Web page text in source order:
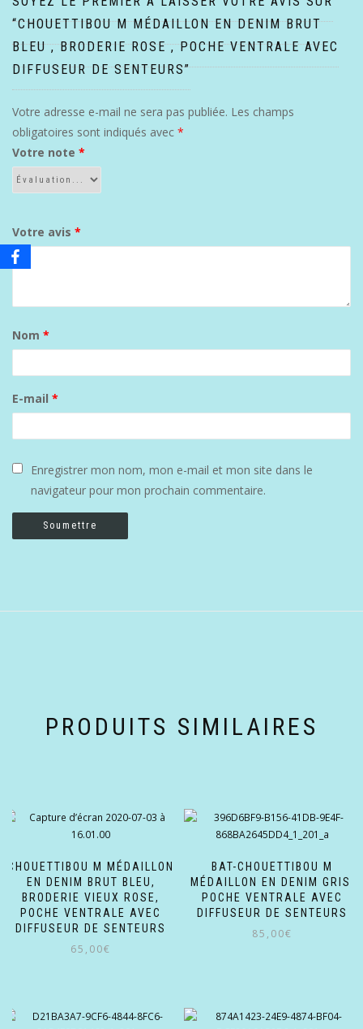
“CHOUETTIBOU M MÉDAILLON EN DENIM BRUT
BLEU , BRODERIE ROSE , POCHE VENTRALE AVEC
DIFFUSEUR DE SENTEURS”
Votre adresse e-mail ne sera pas publiée. Les champs
obligatoires sont indiqués avec *
Votre note *
Votre avis *
Nom *
E-mail *
Enregistrer mon nom, mon e-mail et mon site dans le
navigateur pour mon prochain commentaire.
PRODUITS SIMILAIRES
CHOUETTIBOU M MÉDAILLON
EN DENIM BRUT BLEU,
BRODERIE VIEUX ROSE,
POCHE VENTRALE AVEC
DIFFUSEUR DE SENTEURS
65,00€
BAT-CHOUETTIBOU M
MÉDAILLON EN DENIM GRIS,
POCHE VENTRALE AVEC
DIFFUSEUR DE SENTEURS
85,00€